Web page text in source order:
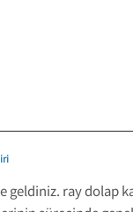
geldiniz. ray dolap